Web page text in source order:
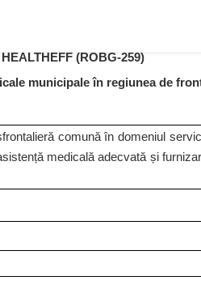
HEALTHEFF (ROBG-259)
municipale în regiunea de
comună în domeniul
medicală adecvată și